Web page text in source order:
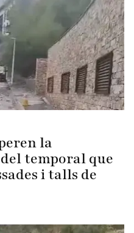
la
temporal que
i talls de